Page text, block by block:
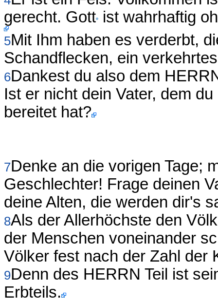
gerecht. Gott ist wahrhaftig
5Mit Ihm haben es verderbt,
Schandflecken, ein
6Dankest du also dem
Ist er nicht dein Vater, dem
bereitet hat?
7Denke an die vorigen Tage;
Geschlechter! Frage deinen
deine Alten, die werden dir's
8Als der Allerhöchste den
der Menschen voneinander
Völker fest nach der Zahl der
9Denn des HERRN Teil ist
Erbteils.